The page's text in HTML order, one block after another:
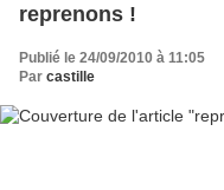
reprenons !
Publié le 24/09/2010 à 11:05
Par castille